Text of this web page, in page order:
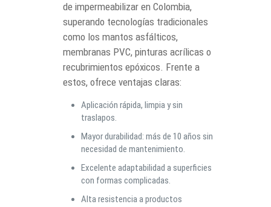
de impermeabilizar en Colombia,
superando tecnologías tradicionales
como los mantos asfálticos,
membranas PVC, pinturas acrílicas o
recubrimientos epóxicos. Frente a
estos, ofrece ventajas claras:
Aplicación rápida, limpia y sin
traslapos.
Mayor durabilidad: más de 10 años sin
necesidad de mantenimiento.
Excelente adaptabilidad a superficies
con formas complicadas.
Alta resistencia a productos